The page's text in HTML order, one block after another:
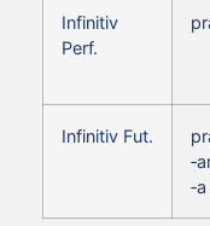
Infinitiv
Perf.
Infinitiv Fut.